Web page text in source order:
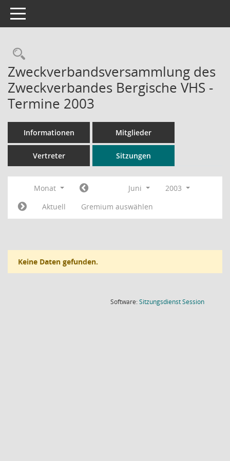
Toggle navigation
Rechercheauswahl
Zweckverbandsversammlung des
Zweckverbandes Bergische VHS -
Termine 2003
Informationen Mitglieder
Vertreter Sitzungen
Monat Juni
2003
Aktuell
Gremium auswählen
Keine Daten gefunden.
Software:SitzungsdienstSession(Wird in